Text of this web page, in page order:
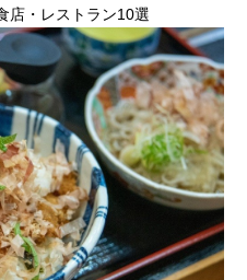
店・レストラン10選